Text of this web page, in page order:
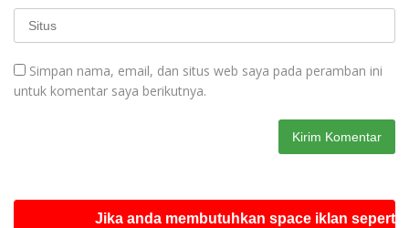
Simpan nama, email, dan situs web saya pada peramban ini
untuk komentar saya berikutnya.
Jika anda membutuhkan space iklan seperti ini